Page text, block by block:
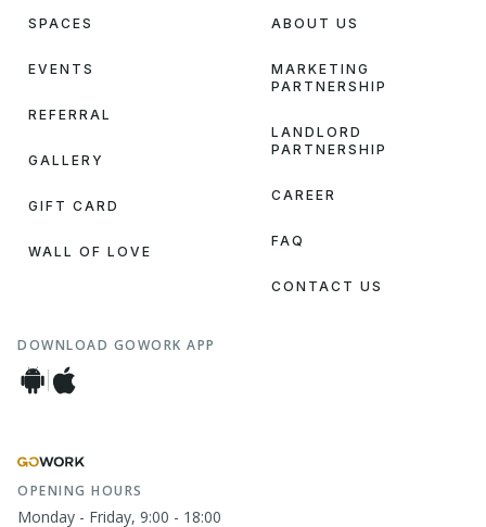
SPACES
EVENTS
REFERRAL
GALLERY
GIFT CARD
WALL OF LOVE
ABOUT US
MARKETING
PARTNERSHIP
LANDLORD
PARTNERSHIP
CAREER
FAQ
CONTACT US
DOWNLOAD GOWORK APP
OPENING HOURS
Monday - Friday, 9:00 - 18:00